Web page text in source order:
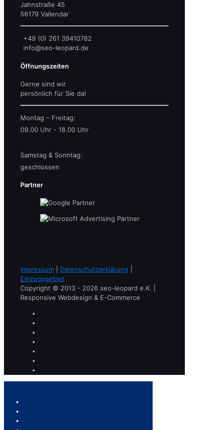
Jahnstraße 45
56179 Vallendar
+49 (0) 261 39410782
info@seo-leopard.de
Öffnungszeiten
Gerne sind wir
persönlich für Sie da!
Montag – Freitag:
09.00 Uhr - 18.00 Uhr
Samstag & Sonntag:
geschlossen
Partner
Impressum Datenschutzerklärung
Einzugsgebiet
Copyright © 2013 - 2026 seo-leopard e.K. |
Responsive Webdesign & E-Commerce